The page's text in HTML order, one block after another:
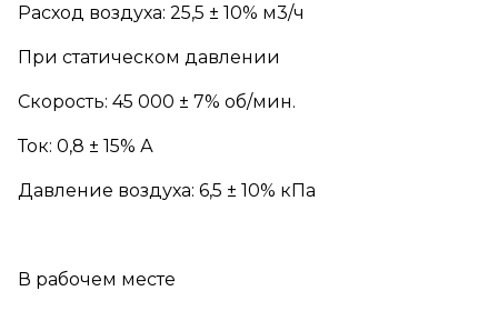
Расход воздуха: 25,5 ± 10% м3/ч
При статическом давлении
Скорость: 45 000 ± 7% об/мин.
Ток: 0,8 ± 15% А
Давление воздуха: 6,5 ± 10% кПа
В рабочем месте